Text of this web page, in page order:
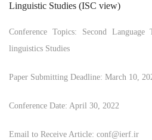
Linguistic Studies (ISC view)
Conference Topics: Second Language
linguistics Studies
Paper Submitting Deadline: March 10,
Conference Date: April 30, 2022
Email to Receive Article: conf@ierf.ir